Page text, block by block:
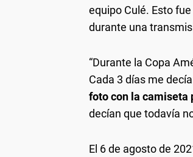
equipo Culé. Esto
durante una
“Durante la Copa
Cada 3 días me
foto con la camiseta
decían que todavía
El 6 de agosto de